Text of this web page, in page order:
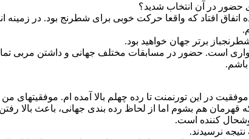
حضور در آن انتخاب شدید؟
اتفاق افتاد که واقعا حرکت خوبی برای شطرنج بود. در
برتر جهان خواهید بود.
است. حضور در مسابقات مختلف جهانی و داشتن مربی
باشم.
در این تورنمنت تا رده چهلم بالا آمده ام.
هم بشوم اما از لحاظ رده بندی جهانی، باعث بالا
کننده است.
نرسیدند.